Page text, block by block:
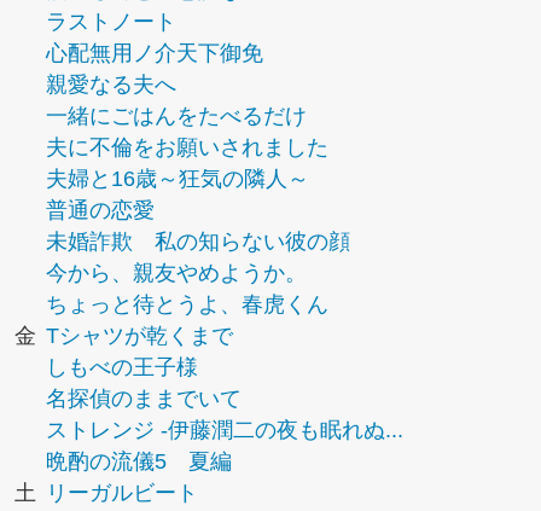
ラストノート
心配無用ノ介天下御免
親愛なる夫へ
一緒にごはんをたべるだけ
夫に不倫をお願いされました
夫婦と16歳～狂気の隣人～
普通の恋愛
未婚詐欺 私の知らない彼の顔
今から、親友やめようか。
ちょっと待とうよ、春虎くん
金 Tシャツが乾くまで
しもべの王子様
名探偵のままでいて
ストレンジ -伊藤潤二の夜も眠れぬ...
晩酌の流儀5 夏編
土
リーガルビート